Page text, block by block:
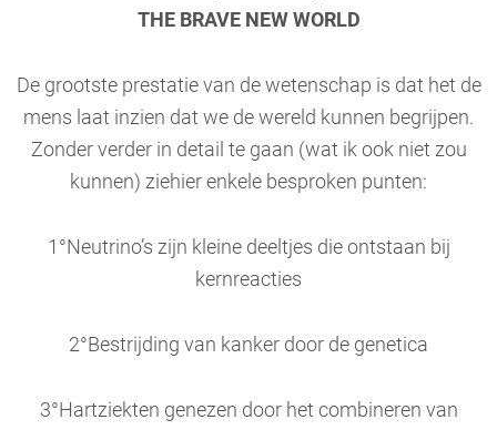
THE BRAVE NEW WORLD
De grootste prestatie van de wetenschap is dat het de
mens laat inzien dat we de wereld kunnen begrijpen.
Zonder verder in detail te gaan (wat ik ook niet zou
kunnen) ziehier enkele besproken punten:
1°Neutrino’s zijn kleine deeltjes die ontstaan bij
kernreacties
2°Bestrijding van kanker door de genetica
3°Hartziekten genezen door het combineren van